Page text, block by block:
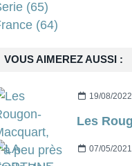
VOUS AIMEREZ AUSSI :
19/08/2022
07/05/2021
(65)
(64)